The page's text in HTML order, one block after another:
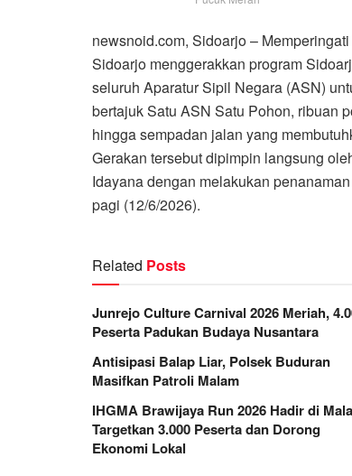
newsnoid.com, Sidoarjo –
Sidoarjo menggerakkan program
seluruh Aparatur Sipil Negara (ASN)
bertajuk Satu ASN Satu Pohon, ribuan
hingga sempadan jalan yang
Gerakan tersebut dipimpin langsung
Idayana dengan melakukan
pagi (12/6/2026).
Related Posts
Junrejo Culture Carnival 2026 Meriah,
Peserta Padukan Budaya Nusantara
Antisipasi Balap Liar, Polsek Buduran
Masifkan Patroli Malam
IHGMA Brawijaya Run 2026 Hadir di
Targetkan 3.000 Peserta dan Dorong
Ekonomi Lokal